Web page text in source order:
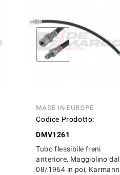
MADE IN EUROPE
Codice Prodotto:
DMV1261
Tubo flessibile freni
anteriore, Maggiolino dal
08/1964 in poi, Karmann